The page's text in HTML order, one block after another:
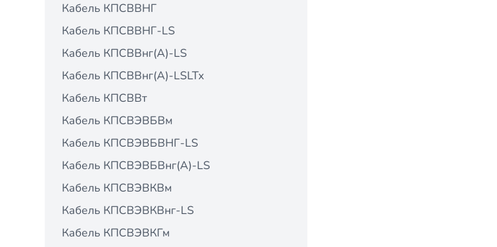
Кабель КПСВВНГ
Кабель КПСВВНГ-LS
Кабель КПСВВнг(А)-LS
Кабель КПСВВнг(А)-LSLTx
Кабель КПСВВт
Кабель КПСВЭВБВм
Кабель КПСВЭВБВНГ-LS
Кабель КПСВЭВБВнг(А)-LS
Кабель КПСВЭВКВм
Кабель КПСВЭВКВнг-LS
Кабель КПСВЭВКГм